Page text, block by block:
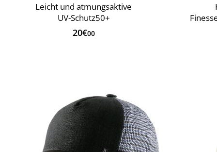
Leicht und atmungsaktive
UV-Schutz50+
20€00